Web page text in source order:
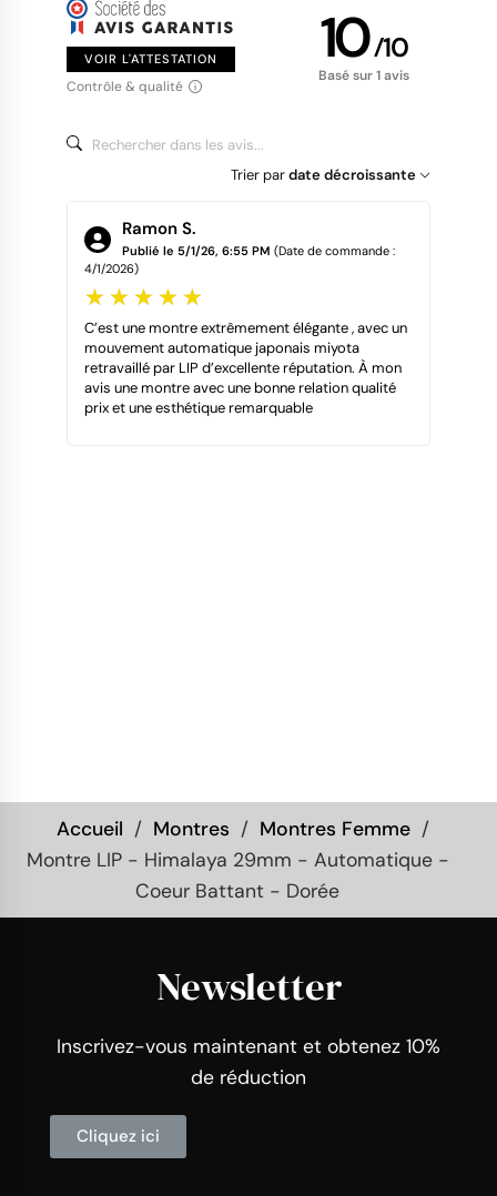
VOIR L'ATTESTATION
Contrôle & qualité
10/10
Basé sur 1 avis
Trier pardate décroissante
Ramon S.
Publié le 5/1/26, 6:55 PM (Date de commande :
4/1/2026)
C’est une montre extrêmement élégante , avec un
mouvement automatique japonais miyota
retravaillé par LIP d’excellente réputation. À mon
avis une montre avec une bonne relation qualité
prix et une esthétique remarquable
Accueil Montres
Montres Femme
Montre LIP - Himalaya 29mm - Automatique -
Coeur Battant - Dorée
Newsletter
Inscrivez-vous maintenant et obtenez 10%
de réduction
Cliquez ici